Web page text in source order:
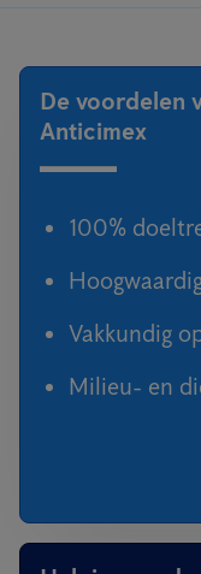
De voordelen
Anticimex
100%
Vakkundig
Milieu- en